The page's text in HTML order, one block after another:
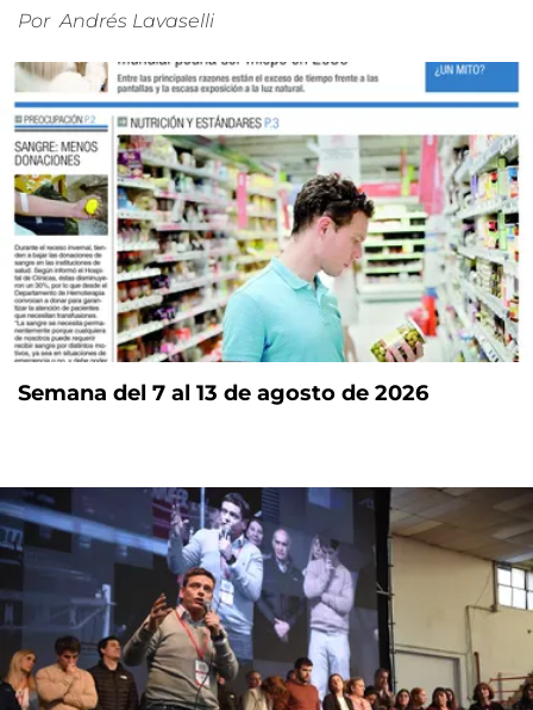
Por Andrés Lavaselli
Semana del 7 al 13 de agosto de 2026